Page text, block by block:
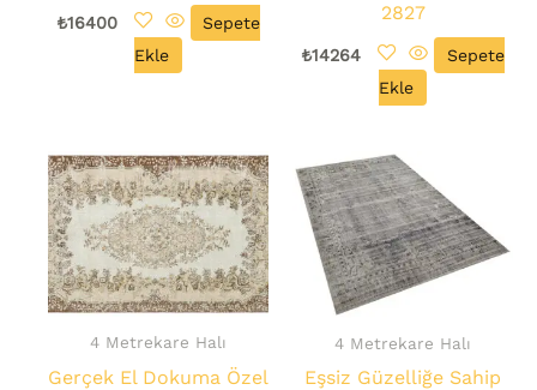
₺16400
Sepete
Ekle
2827
₺14264
Sepete
Ekle
4 Metrekare Halı
Gerçek El Dokuma Özel
4 Metrekare Halı
Eşsiz Güzelliğe Sahip